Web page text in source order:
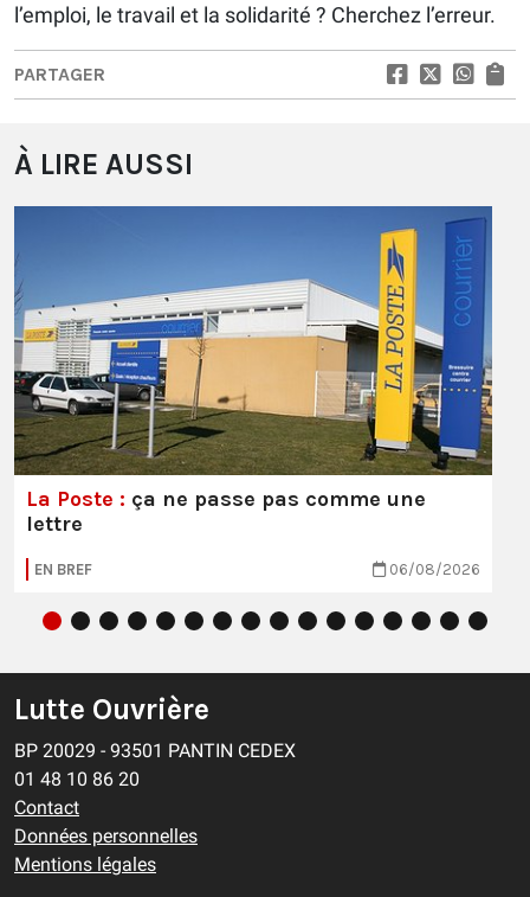
l’emploi, le travail et la solidarité ? Cherchez l’erreur.
PARTAGER
À LIRE AUSSI
La Poste : ça ne passe pas comme une
lettre
EN BREF 06/08/2026
Lutte Ouvrière
BP 20029 - 93501 PANTIN CEDEX
01 48 10 86 20
Contact
Données personnelles
Mentions légales